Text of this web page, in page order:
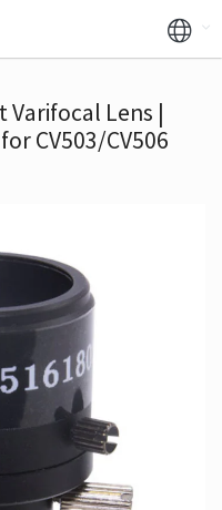
Varifocal Lens |
CV503/CV506